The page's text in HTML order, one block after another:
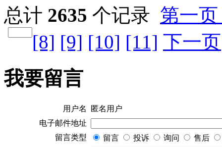
总计 2635 个记录 第一页
[8] [9] [10] [11] 下一页
我要留言
用户名
匿名用户
电子邮件地址
留言类型
留言 投诉 询问
售后